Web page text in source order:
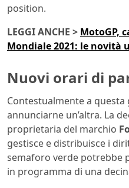
position.
LEGGI ANCHE > MotoGP,
Mondiale 2021: le novità
Nuovi orari di
Contestualmente a
annunciarne un’altra. La
proprietaria del marchio
gestisce e distribuisce i
semaforo verde potrebbe
in programma di una